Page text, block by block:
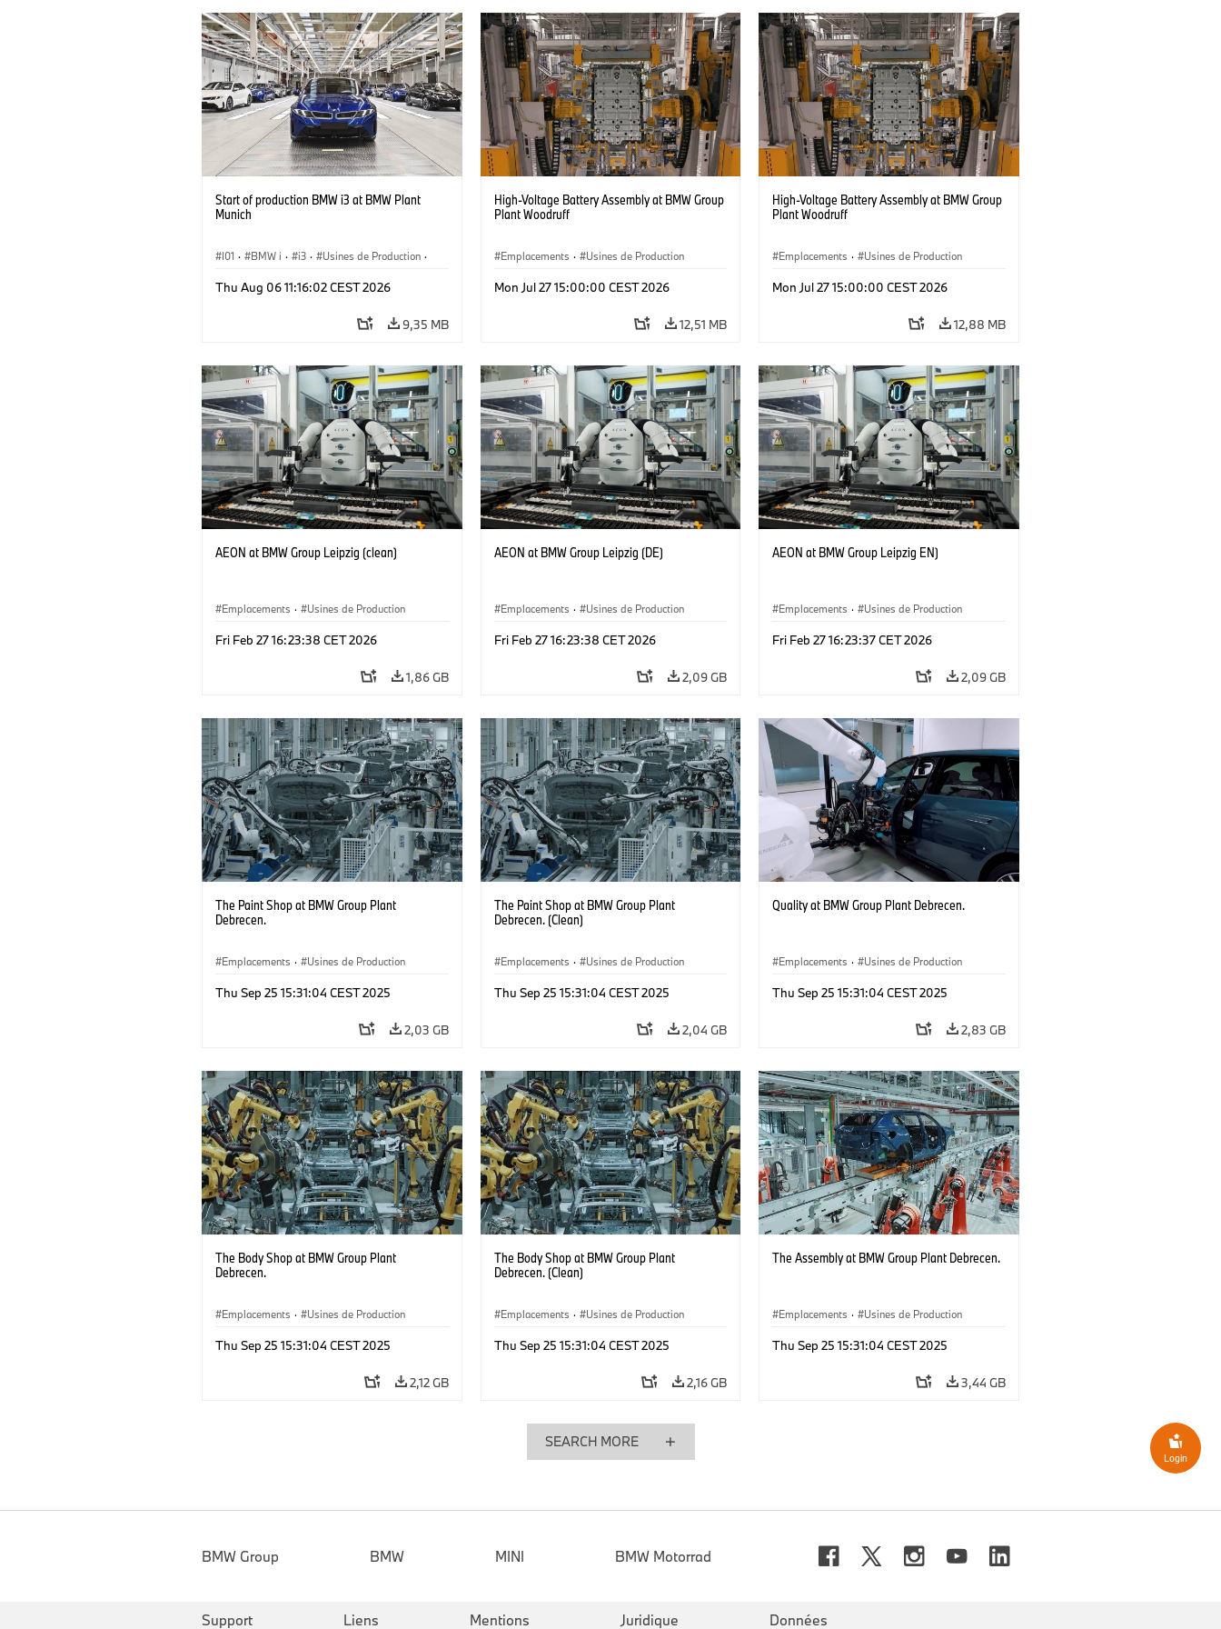
Start of production BMW i3 at BMW Plant
Munich
I01 · BMW i · i3 · Usines de Production ·
Production, Recyclage
Thu Aug 06 11:16:02 CEST 2026
9,35 MB
High-Voltage Battery Assembly at BMW Group
Plant Woodruff
Emplacements · Usines de Production
Mon Jul 27 15:00:00 CEST 2026
12,51 MB
High-Voltage Battery Assembly at BMW Group
Plant Woodruff
Emplacements · Usines de Production
Mon Jul 27 15:00:00 CEST 2026
12,88 MB
AEON at BMW Group Leipzig (clean)
Emplacements · Usines de Production
Fri Feb 27 16:23:38 CET 2026
1,86 GB
AEON at BMW Group Leipzig (DE)
Emplacements · Usines de Production
Fri Feb 27 16:23:38 CET 2026
2,09 GB
AEON at BMW Group Leipzig EN)
Emplacements · Usines de Production
Fri Feb 27 16:23:37 CET 2026
2,09 GB
The Paint Shop at BMW Group Plant
Debrecen.
Emplacements · Usines de Production
Thu Sep 25 15:31:04 CEST 2025
2,03 GB
The Paint Shop at BMW Group Plant
Debrecen. (Clean)
Emplacements · Usines de Production
Thu Sep 25 15:31:04 CEST 2025
2,04 GB
Quality at BMW Group Plant Debrecen.
Emplacements · Usines de Production
Thu Sep 25 15:31:04 CEST 2025
2,83 GB
The Body Shop at BMW Group Plant
Debrecen.
Emplacements · Usines de Production
Thu Sep 25 15:31:04 CEST 2025
2,12 GB
The Body Shop at BMW Group Plant
Debrecen. (Clean)
Emplacements · Usines de Production
Thu Sep 25 15:31:04 CEST 2025
2,16 GB
The Assembly at BMW Group Plant Debrecen.
Emplacements · Usines de Production
Thu Sep 25 15:31:04 CEST 2025
3,44 GB
SEARCH MORE
BMW Group BMW MINI BMW Motorrad
Support Liens Mentions Juridique Données
Login